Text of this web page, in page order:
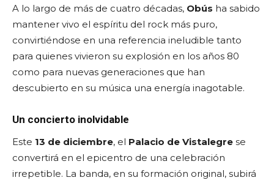
A lo largo de más de cuatro décadas, Obús ha sabido
mantener vivo el espíritu del rock más puro,
convirtiéndose en una referencia ineludible tanto
para quienes vivieron su explosión en los años 80
como para nuevas generaciones que han
descubierto en su música una energía inagotable.
Un concierto inolvidable
Este 13 de diciembre, el Palacio de Vistalegre se
convertirá en el epicentro de una celebración
irrepetible. La banda, en su formación original, subirá